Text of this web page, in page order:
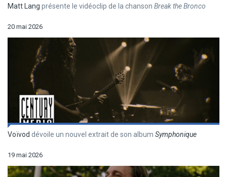
Matt Lang présente le vidéoclip de la chanson Break the Bronco
20 mai 2026
Voïvod dévoile un nouvel extrait de son album Symphonique
19 mai 2026